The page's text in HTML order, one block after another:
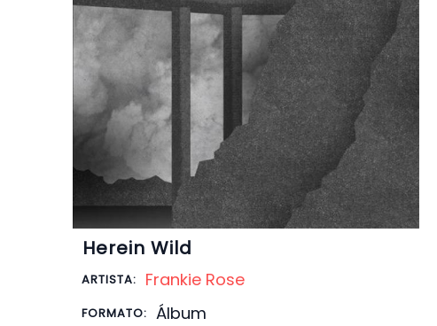
Herein Wild
ARTISTA: Frankie Rose
FORMATO: Álbum